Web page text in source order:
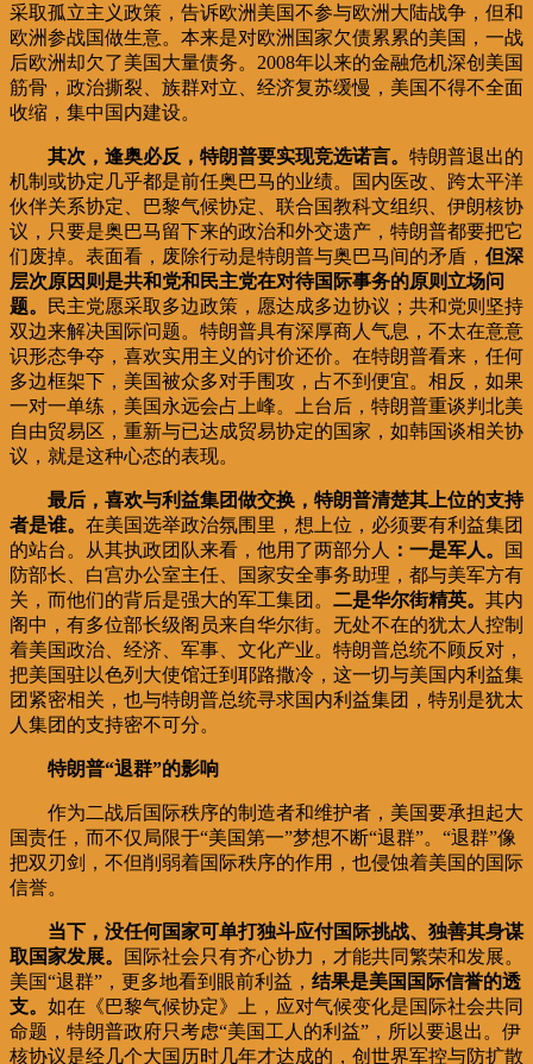
采取孤立主义政策，告诉欧洲美国不参与欧洲大陆战争，但和
欧洲参战国做生意。本来是对欧洲国家欠债累累的美国，一战
后欧洲却欠了美国大量债务。2008年以来的金融危机深创美国
筋骨，政治撕裂、族群对立、经济复苏缓慢，美国不得不全面
收缩，集中国内建设。
其次，逢奥必反，特朗普要实现竞选诺言。 特朗普退出的
机制或协定几乎都是前任奥巴马的业绩。国内医改、跨太平洋
伙伴关系协定、巴黎气候协定、联合国教科文组织、伊朗核协
议，只要是奥巴马留下来的政治和外交遗产，特朗普都要把它
们废掉。表面看，废除行动是特朗普与奥巴马间的矛盾， 但深
层次原因则是共和党和民主党在对待国际事务的原则立场问
题。
民主党愿采取多边政策，愿达成多边协议；共和党则坚持
双边来解决国际问题。特朗普具有深厚商人气息，不太在意意
识形态争夺，喜欢实用主义的讨价还价。在特朗普看来，任何
多边框架下，美国被众多对手围攻，占不到便宜。相反，如果
一对一单练，美国永远会占上峰。上台后，特朗普重谈判北美
自由贸易区，重新与已达成贸易协定的国家，如韩国谈相关协
议，就是这种心态的表现。
最后，喜欢与利益集团做交换，特朗普清楚其上位的支持
者是谁。 在美国选举政治氛围里，想上位，必须要有利益集团
的站台。从其执政团队来看，他用了两部分人
：一是军人。
国
防部长、白宫办公室主任、国家安全事务助理，都与美军方有
关，而他们的背后是强大的军工集团。 二是华尔街精英。 其内
阁中，有多位部长级阁员来自华尔街。无处不在的犹太人控制
着美国政治、经济、军事、文化产业。特朗普总统不顾反对，
把美国驻以色列大使馆迁到耶路撒冷，这一切与美国内利益集
团紧密相关，也与特朗普总统寻求国内利益集团，特别是犹太
人集团的支持密不可分。
特朗普“退群”的影响
作为二战后国际秩序的制造者和维护者，美国要承担起大
国责任，而不仅局限于“美国第一”梦想不断“退群”。“退群”像
把双刃剑，不但削弱着国际秩序的作用，也侵蚀着美国的国际
信誉。
当下，没任何国家可单打独斗应付国际挑战、独善其身谋
取国家发展。
国际社会只有齐心协力，才能共同繁荣和发展。
美国“退群”，更多地看到眼前利益， 结果是美国国际信誉的透
支。 如在《巴黎气候协定》上，应对气候变化是国际社会共同
命题，特朗普政府只考虑“美国工人的利益”，所以要退出。伊
核协议是经几个大国历时几年才达成的，创世界军控与防扩散